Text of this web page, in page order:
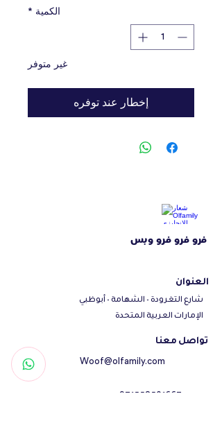
الكمية *
غير متوفر
إخطار عند توفره
فرو فرو فرو وبس
العنوان
شارع التغرودة - الشهامة - أبوظبي
الإمارات العربية المتحدة
تواصل معنا
Woof@olfamily.com
+971558501663